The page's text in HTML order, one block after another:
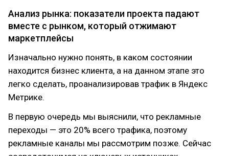
Анализ рынка: показатели проекта падают
вместе с рынком, который отжимают
маркетплейсы
Изначально нужно понять, в каком состоянии
находится бизнес клиента, а на данном этапе это
легко сделать, проанализировав трафик в Яндекс
Метрике.
В первую очередь мы выяснили, что рекламные
переходы — это 20% всего трафика, поэтому
рекламные каналы мы рассмотрим позже. Сейчас